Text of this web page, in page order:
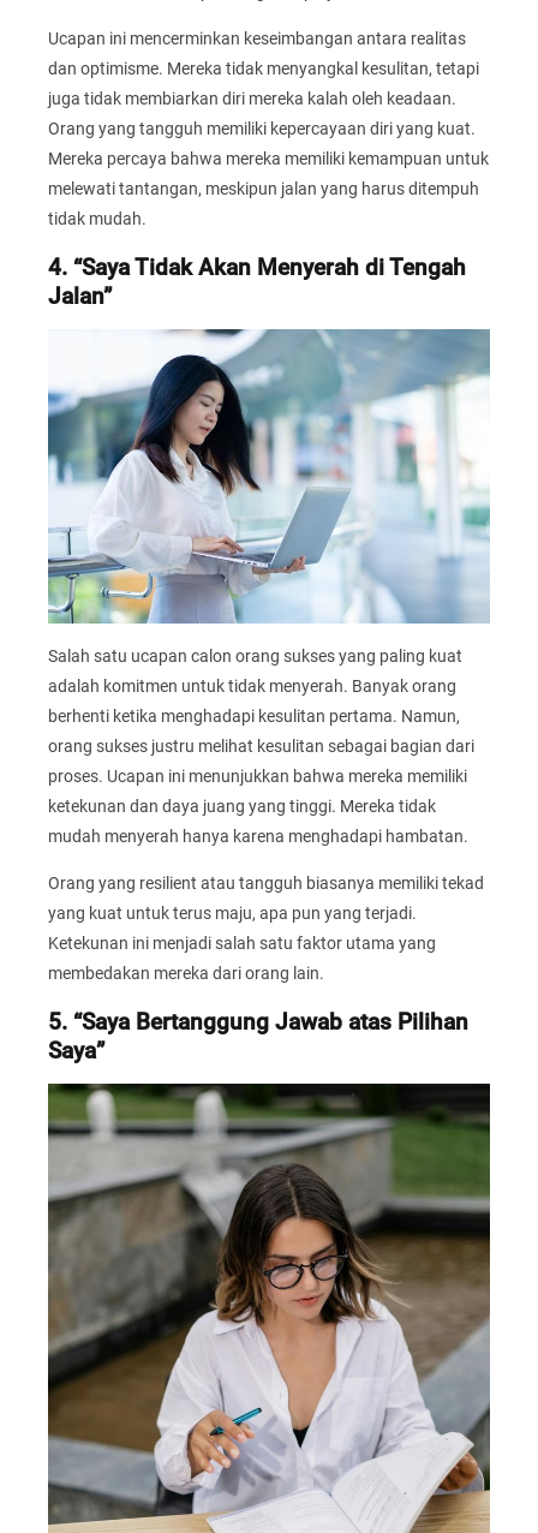
Ucapan ini mencerminkan keseimbangan antara realitas
dan optimisme. Mereka tidak menyangkal kesulitan, tetapi
juga tidak membiarkan diri mereka kalah oleh keadaan.
Orang yang tangguh memiliki kepercayaan diri yang kuat.
Mereka percaya bahwa mereka memiliki kemampuan untuk
melewati tantangan, meskipun jalan yang harus ditempuh
tidak mudah.
4. “Saya Tidak Akan Menyerah di Tengah
Jalan”
Salah satu ucapan calon orang sukses yang paling kuat
adalah komitmen untuk tidak menyerah. Banyak orang
berhenti ketika menghadapi kesulitan pertama. Namun,
orang sukses justru melihat kesulitan sebagai bagian dari
proses. Ucapan ini menunjukkan bahwa mereka memiliki
ketekunan dan daya juang yang tinggi. Mereka tidak
mudah menyerah hanya karena menghadapi hambatan.
Orang yang resilient atau tangguh biasanya memiliki tekad
yang kuat untuk terus maju, apa pun yang terjadi.
Ketekunan ini menjadi salah satu faktor utama yang
membedakan mereka dari orang lain.
5. “Saya Bertanggung Jawab atas Pilihan
Saya”